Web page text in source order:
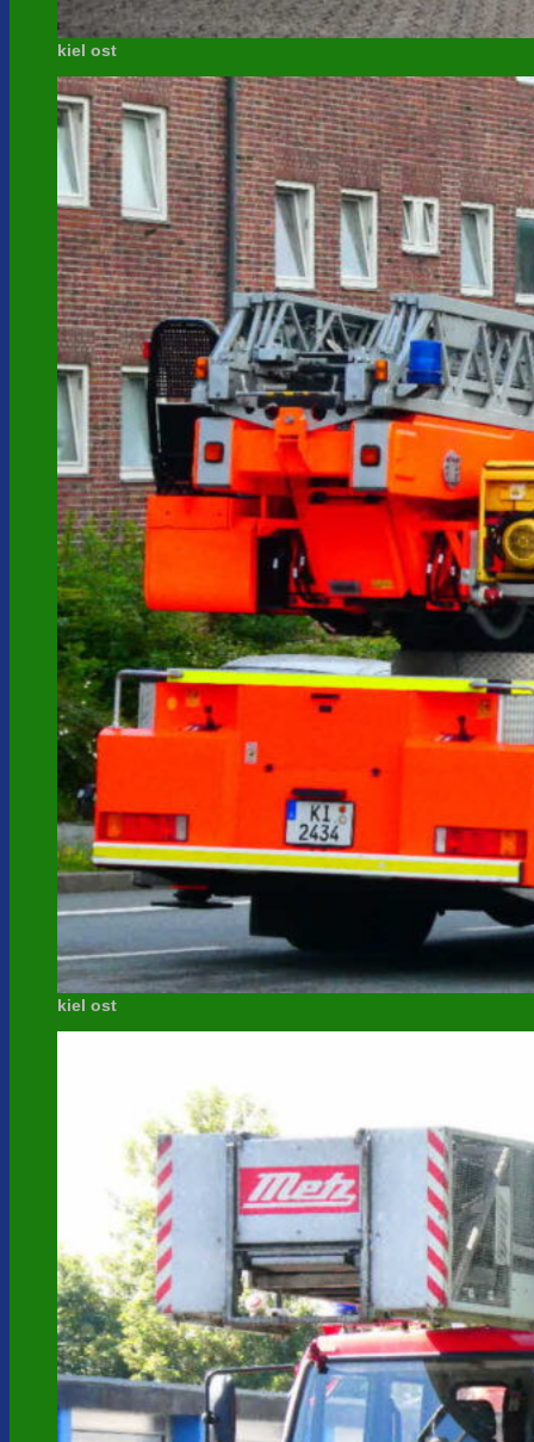
kiel ost
kiel ost